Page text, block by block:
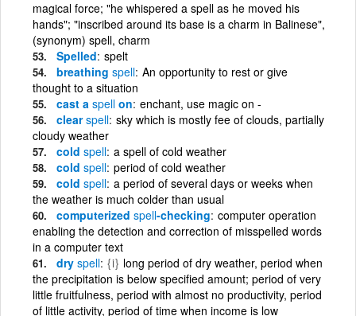
magical force; "he whispered a spell as he moved his
hands"; "inscribed around its base is a charm in Balinese",
(synonym) spell, charm
Spelled spelt
breathing spell An opportunity to rest or give
thought to a situation
cast a spell on enchant, use magic on -
clearspell sky which is mostly fee of clouds, partially
cloudy weather
cold spell a spell of cold weather
cold spell period of cold weather
cold spell a period of several days or weeks when
the weather is much colder than usual
computerized spell-checking computer operation
enabling the detection and correction of misspelled words
in a computer text
dry spell {i} long period of dry weather, period when
the precipitation is below specified amount; period of very
little fruitfulness, period with almost no productivity, period
of little activity, period of time when income is low